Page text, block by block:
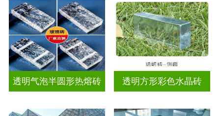
透明气泡半圆形热熔砖 透明方形彩色水晶砖